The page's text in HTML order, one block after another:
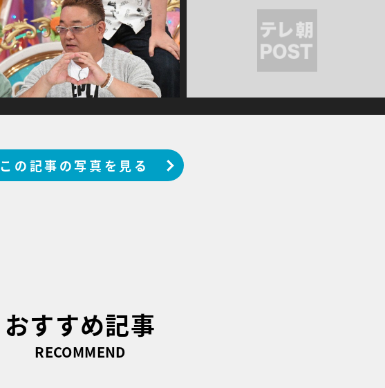
この記事の写真を見る
おすすめ記事
RECOMMEND